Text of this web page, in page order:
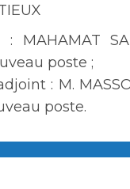
MAHAMAT
poste ;
: M.
poste.